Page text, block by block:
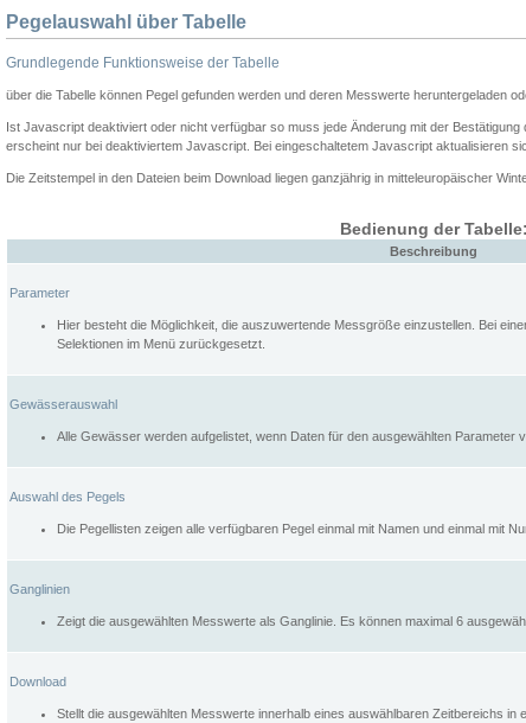
Pegelauswahl über Tabelle
Grundlegende Funktionsweise der Tabelle
über die Tabelle können Pegel gefunden werden und deren Messwerte heruntergeladen
Ist Javascript deaktiviert oder nicht verfügbar so muss jede Änderung mit der
erscheint nur bei deaktiviertem Javascript. Bei eingeschaltetem Javascript aktualisieren
Die Zeitstempel in den Dateien beim Download liegen ganzjährig in mitteleuropäischer
Bedienung der Tabelle:
Beschreibung
Parameter
Hier besteht die Möglichkeit, die auszuwertende Messgröße einzustellen. Bei
Selektionen im Menü zurückgesetzt.
Gewässerauswahl
Alle Gewässer werden aufgelistet, wenn Daten für den ausgewählten Parameter
Auswahl des Pegels
Die Pegellisten zeigen alle verfügbaren Pegel einmal mit Namen und einmal mit
Ganglinien
Zeigt die ausgewählten Messwerte als Ganglinie. Es können maximal 6
Download
Stellt die ausgewählten Messwerte innerhalb eines auswählbaren Zeitbereichs in